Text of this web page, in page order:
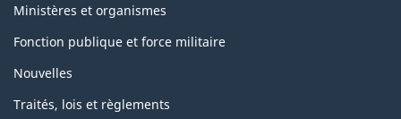
du
gouvernement
Ministères et organismes
Fonction publique et force militaire
Nouvelles
Traités, lois et règlements